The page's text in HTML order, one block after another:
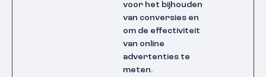
voor het bijhouden
van conversies en
om de effectiviteit
van online
advertenties te
meten.